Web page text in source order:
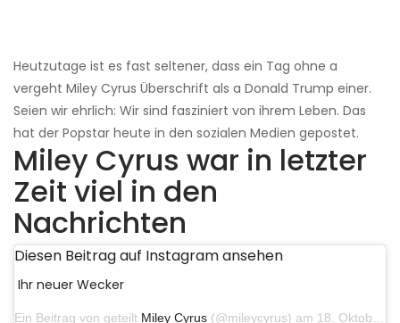
Heutzutage ist es fast seltener, dass ein Tag ohne a
vergeht Miley Cyrus Überschrift als a Donald Trump einer.
Seien wir ehrlich: Wir sind fasziniert von ihrem Leben. Das
hat der Popstar heute in den sozialen Medien gepostet.
Miley Cyrus war in letzter
Zeit viel in den
Nachrichten
Diesen Beitrag auf Instagram ansehen
Ihr neuer Wecker
Ein Beitrag von geteilt Miley Cyrus (@mileycyrus) am 18. Oktober 2019 um 19:03 Uhr PDT